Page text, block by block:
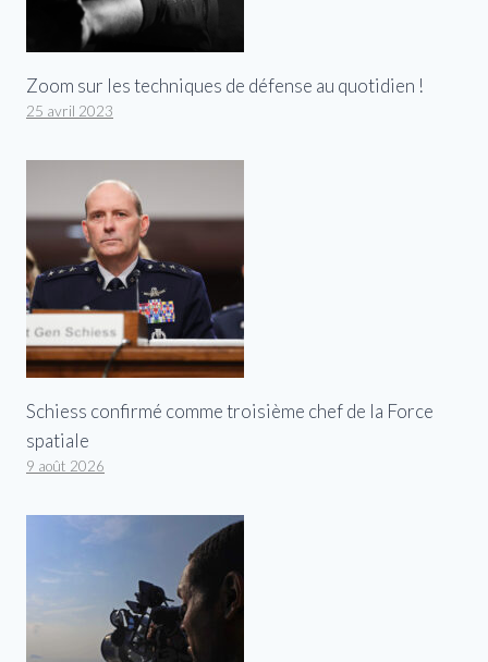
Zoom sur les techniques de défense au quotidien !
25 avril 2023
Schiess confirmé comme troisième chef de la Force
spatiale
9 août 2026